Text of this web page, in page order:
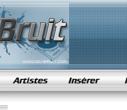
samples de rap